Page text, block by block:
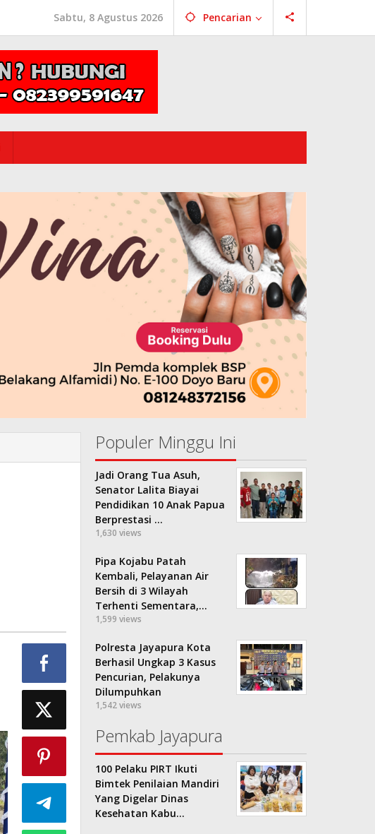
Sabtu, 8 Agustus 2026 Pencarian
Populer Minggu Ini
Jadi Orang Tua Asuh,
Senator Lalita Biayai
Pendidikan 10 Anak Papua
Berprestasi …
1,630 views
Pipa Kojabu Patah
Kembali, Pelayanan Air
Bersih di 3 Wilayah
Terhenti Sementara,…
1,599 views
Polresta Jayapura Kota
Berhasil Ungkap 3 Kasus
Pencurian, Pelakunya
Dilumpuhkan
1,542 views
Pemkab Jayapura
100 Pelaku PIRT Ikuti
Bimtek Penilaian Mandiri
Yang Digelar Dinas
Kesehatan Kabu…